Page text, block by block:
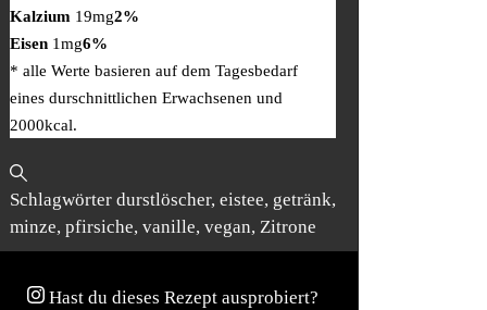
Kalzium 19mg2%
Eisen 1mg6%
* alle Werte basieren auf dem Tagesbedarf
eines durschnittlichen Erwachsenen und
2000kcal.
Schlagwörter durstlöscher, eistee, getränk,
minze, pfirsiche, vanille, vegan, Zitrone
Hast du dieses Rezept ausprobiert?